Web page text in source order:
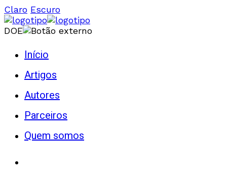
Claro Escuro
DOE
Início
Artigos
Autores
Parceiros
Quem somos